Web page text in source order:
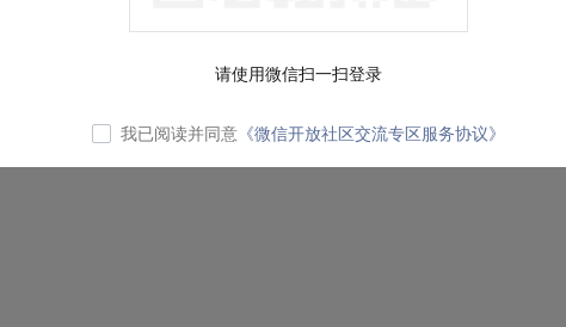
请使用微信扫一扫登录
我已阅读并同意 《微信开放社区交流专区服务协议》